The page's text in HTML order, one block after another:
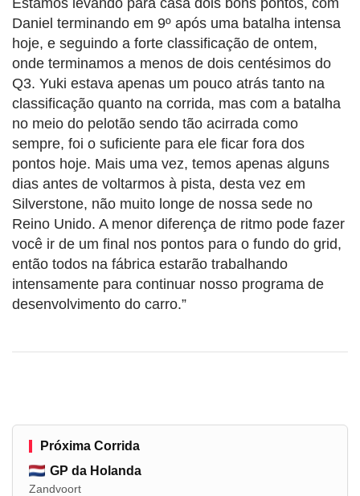
Daniel terminando em 9º após uma batalha intensa
hoje, e seguindo a forte classificação de ontem,
onde terminamos a menos de dois centésimos do
Q3. Yuki estava apenas um pouco atrás tanto na
classificação quanto na corrida, mas com a batalha
no meio do pelotão sendo tão acirrada como
sempre, foi o suficiente para ele ficar fora dos
pontos hoje. Mais uma vez, temos apenas alguns
dias antes de voltarmos à pista, desta vez em
Silverstone, não muito longe de nossa sede no
Reino Unido. A menor diferença de ritmo pode fazer
você ir de um final nos pontos para o fundo do grid,
então todos na fábrica estarão trabalhando
intensamente para continuar nosso programa de
desenvolvimento do carro.”
Próxima Corrida
GP da Holanda
Zandvoort